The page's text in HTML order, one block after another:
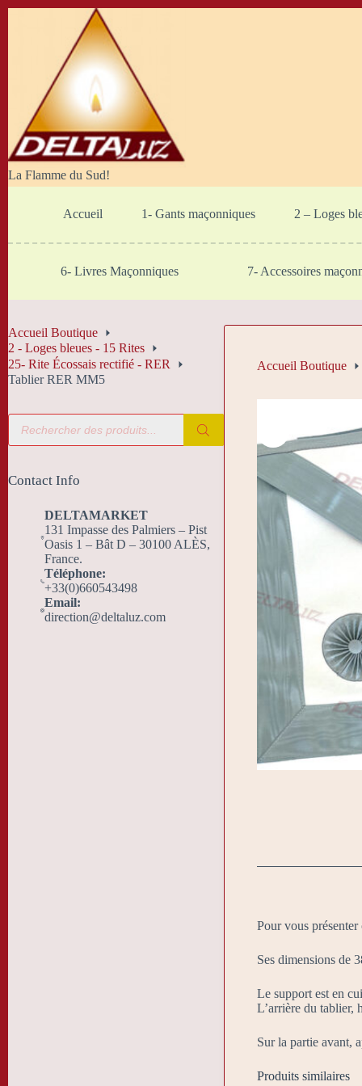
La Flamme du Sud!
Accueil 1- Gants maçonniques 2 – Loges
6- Livres Maçonniques 7- Accessoires
Accueil Boutique
Pour vous
Ses dimensions de
Le support est en
L’arrière du tablier,
Sur la partie avant,
Produits similaires
Accueil Boutique
2 - Loges bleues - 15 Rites
25- Rite Écossais rectifié - RER
Tablier RER MM5
Recherche
produits
Contact Info
DELTAMARKET
131 Impasse des Palmiers – Pist
Oasis 1 – Bât D – 30100 ALÈS,
France.
Téléphone:
+33(0)660543498
Email:
direction@deltaluz.com